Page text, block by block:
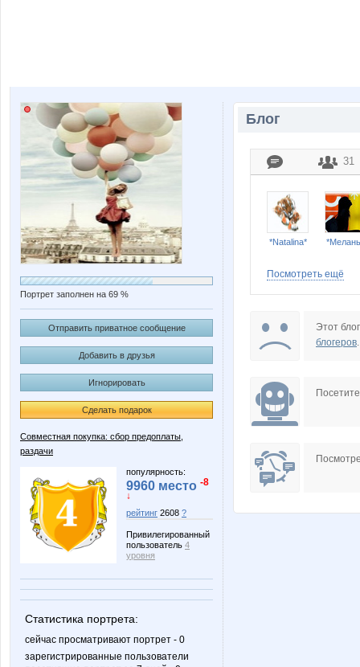
Портрет заполнен на 69 %
Отправить приватное сообщение
Добавить в друзья
Игнорировать
Сделать подарок
Совместная покупка: сбор предоплаты,
раздачи
популярность:
9960 место -8
↓
рейтинг 2608 ?
Привилегированный
пользователь 4
уровня
Статистика портрета:
сейчас просматривают портрет - 0
зарегистрированные пользователи
Блог
31
*Natalina*
KIK0
MIX-2-MISS
Посмотреть ещё
Этот
блогеров.